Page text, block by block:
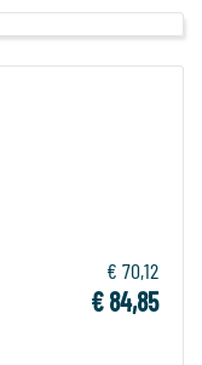
€ 70,12
€ 84,85